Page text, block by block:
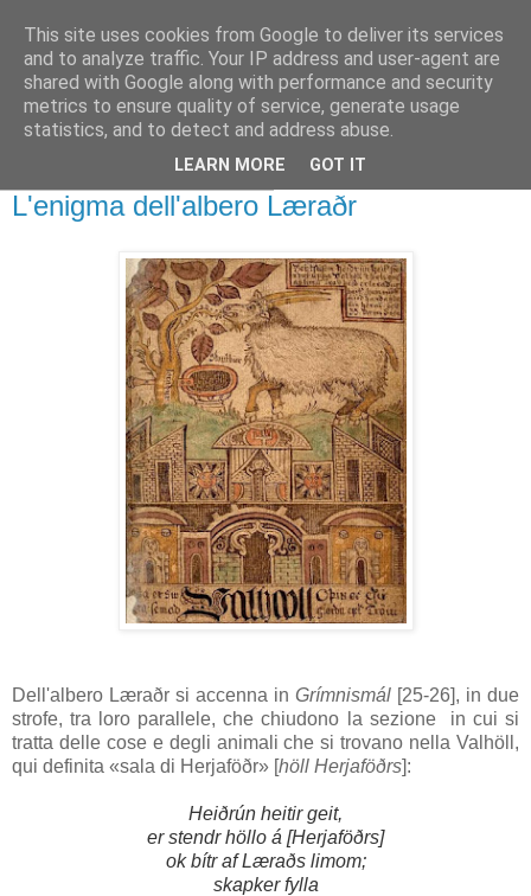
Gangleri - Il blog del
Progetto Bifröst
L'enigma dell'albero Læraðr
Dell'albero Læraðr si accenna in Grímnismál [25-26], in due
strofe, tra loro parallele, che chiudono la sezione in cui si
tratta delle cose e degli animali che si trovano nella Valhöll ,
qui definita «sala di Herjaföðr» [höll Herjaföðrs]:
Heiðrún heitir geit,
er stendr höllo á [Herjaföðrs]
ok bítr af Læraðs limom;
skapker fylla
This site uses cookies from Google to deliver its services
and to analyze traffic. Your IP address and user-agent are
shared with Google along with performance and security
metrics to ensure quality of service, generate usage
statistics, and to detect and address abuse.
LEARN MORE GOT IT